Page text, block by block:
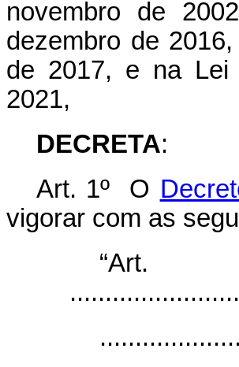
novembro de
dezembro de
de 2017, e na Lei
2021,
DECRETA:
Art. 1º O
vigorar com as